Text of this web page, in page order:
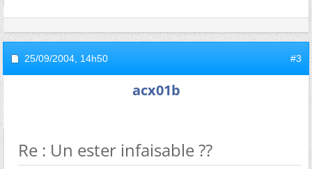
25/09/2004, 14h50 #3
acx01b
Re : Un ester infaisable ??